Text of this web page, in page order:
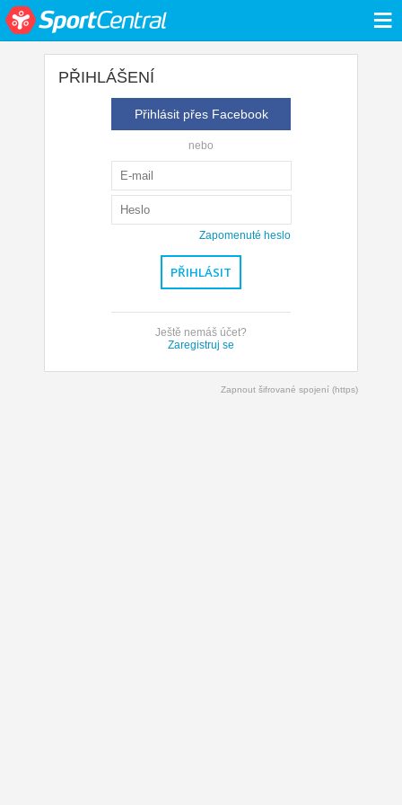
≡
PŘIHLÁŠENÍ
Přihlásit přes Facebook
nebo
Zapomenuté heslo
Ještě nemáš účet?
Zaregistruj se
Zapnout šifrované spojení (https)